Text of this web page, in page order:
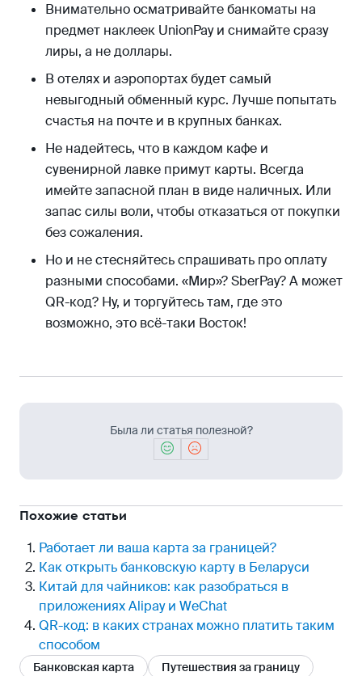
Внимательно осматривайте банкоматы на
предмет наклеек UnionPay и снимайте сразу
лиры, а не доллары.
В отелях и аэропортах будет самый
невыгодный обменный курс. Лучше попытать
счастья на почте и в крупных банках.
Не надейтесь, что в каждом кафе и
сувенирной лавке примут карты. Всегда
имейте запасной план в виде наличных. Или
запас силы воли, чтобы отказаться от покупки
без сожаления.
Но и не стесняйтесь спрашивать про оплату
разными способами. «Мир»? SberPay? А может
QR-код? Ну, и торгуйтесь там, где это
возможно, это всё-таки Восток!
Была ли статья полезной?
Похожие статьи
Работает ли ваша карта за границей?
Как открыть банковскую карту в Беларуси
Китай для чайников: как разобраться в
приложениях Alipay и WeChat
QR-код: в каких странах можно платить таким
способом
Банковская карта
Путешествия за границу